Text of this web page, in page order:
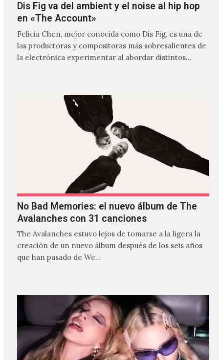
Dis Fig va del ambient y el noise al hip hop
en «The Account»
Felicia Chen, mejor conocida como Dis Fig, es una de
las productoras y compositoras más sobresalientes de
la electrónica experimentar al abordar distintos
No Bad Memories: el nuevo álbum de The
Avalanches con 31 canciones
The Avalanches estuvo lejos de tomarse a la ligera la
creación de un nuevo álbum después de los seis años
que han pasado de We…